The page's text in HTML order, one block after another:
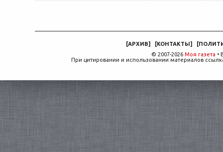
[АРХИВ] [КОНТАКТЫ] [
© 2007-2026 Моя газета •
При цитировании и использовании материалов